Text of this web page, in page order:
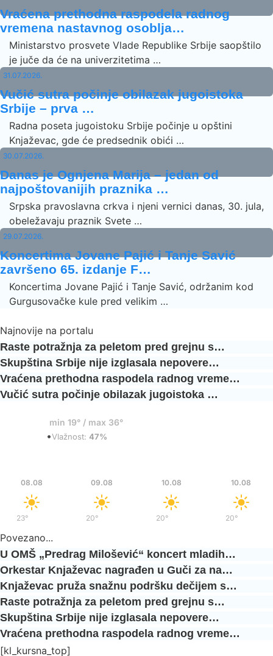
Vraćena prethodna raspodela radnog
vremena nastavnog osoblja…
Ministarstvo prosvete Vlade Republike Srbije saopštilo
je juče da će na univerzitetima …
31.07.2026.
Vučić sutra počinje obilazak jugoistoka
Srbije – prva …
Radna poseta jugoistoku Srbije počinje u opštini
Knjaževac, gde će predsednik obići …
30.07.2026.
Danas je Ognjena Marija – jedan od
najpoštovanijih praznika …
Srpska pravoslavna crkva i njeni vernici danas, 30. jula,
obeležavaju praznik Svete …
29.07.2026.
Koncertima Jovane Pajić i Tanje Savić
završeno 65. izdanje F…
Koncertima Jovane Pajić i Tanje Savić, održanim kod
Gurgusovačke kule pred velikim …
Najnovije na portalu
Raste potražnja za peletom pred grejnu s…
Skupština Srbije nije izglasala nepovere…
Vraćena prethodna raspodela radnog vreme…
Vučić sutra počinje obilazak jugoistoka …
min 19° / max 36°
•Vlažnost: 47%
08.08
23°
09.08
20°/
10.08
20°/
10.08
20°
Povezano...
U OMŠ „Predrag Milošević“ koncert mladih…
Orkestar Knjaževac nagrađen u Guči za na…
Knjaževac pruža snažnu podršku dečijem s…
Raste potražnja za peletom pred grejnu s…
Skupština Srbije nije izglasala nepovere…
Vraćena prethodna raspodela radnog vreme…
[kl_kursna_top]